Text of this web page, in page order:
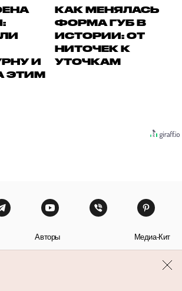
И
ЭТИМ
КАК МЕНЯЛАСЬ
ФОРМА ГУБ В
ИСТОРИИ: ОТ
НИТОЧЕК К
УТОЧКАМ
Авторы Медиа-Кит